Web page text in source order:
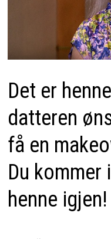
Det er
datteren
få en
Du kommer
henne igjen!